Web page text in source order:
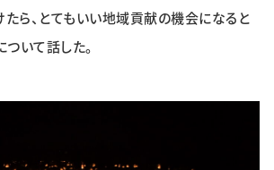
ら、とてもいい地域貢献の機会になると
ついて話した。